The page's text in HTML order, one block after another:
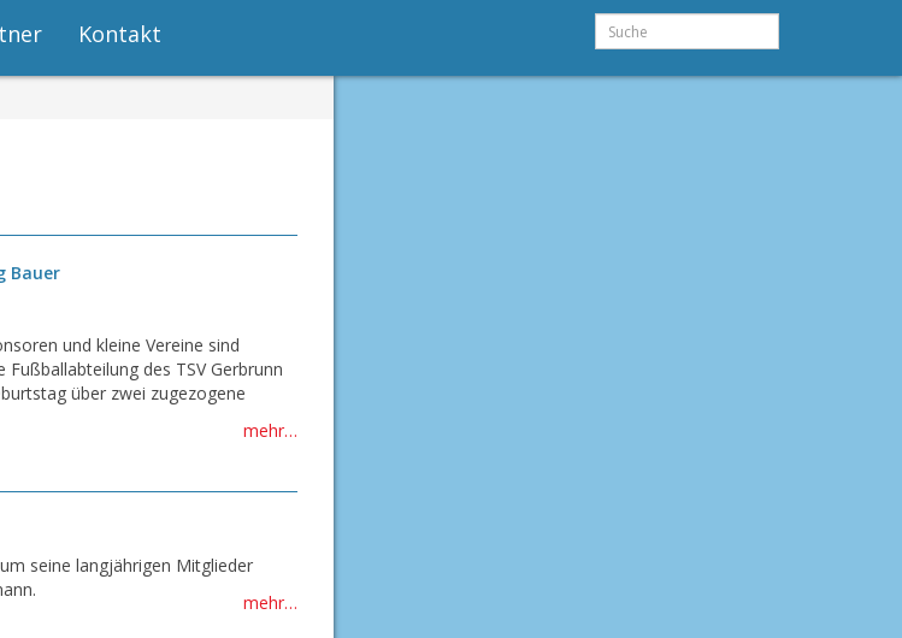
Suche
Kontakt
Bauer
und kleine Vereine sind
des TSV Gerbrunn
über zwei zugezogene
mehr…
seine langjährigen Mitglieder
mehr…